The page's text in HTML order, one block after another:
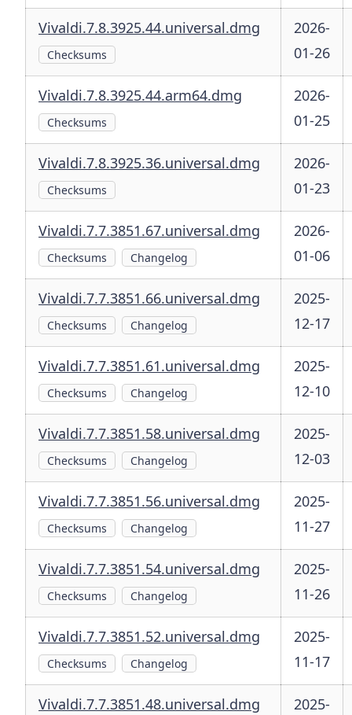
Vivaldi.7.8.3925.44.universal.dmg
Checksums
2026-
01-26
Vivaldi.7.8.3925.44.arm64.dmg
Checksums
2026-
01-25
Vivaldi.7.8.3925.36.universal.dmg
Checksums
2026-
01-23
Vivaldi.7.7.3851.67.universal.dmg
Checksums Changelog
2026-
01-06
Vivaldi.7.7.3851.66.universal.dmg
Checksums Changelog
2025-
12-17
Vivaldi.7.7.3851.61.universal.dmg
Checksums Changelog
2025-
12-10
Vivaldi.7.7.3851.58.universal.dmg
Checksums Changelog
2025-
12-03
Vivaldi.7.7.3851.56.universal.dmg
Checksums Changelog
2025-
11-27
Vivaldi.7.7.3851.54.universal.dmg
Checksums Changelog
2025-
11-26
Vivaldi.7.7.3851.52.universal.dmg
Checksums Changelog
2025-
11-17
Vivaldi.7.7.3851.48.universal.dmg
2025-